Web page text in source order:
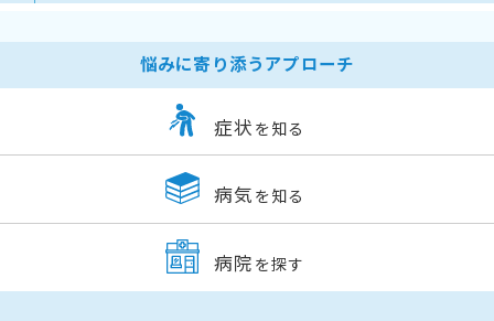
悩みに寄り添うアプローチ
症状 を知る
病気 を知る
病院 を探す